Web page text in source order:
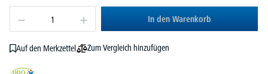
In den Warenkorb
Auf den Merkzettel Zum Vergleich hinzufügen